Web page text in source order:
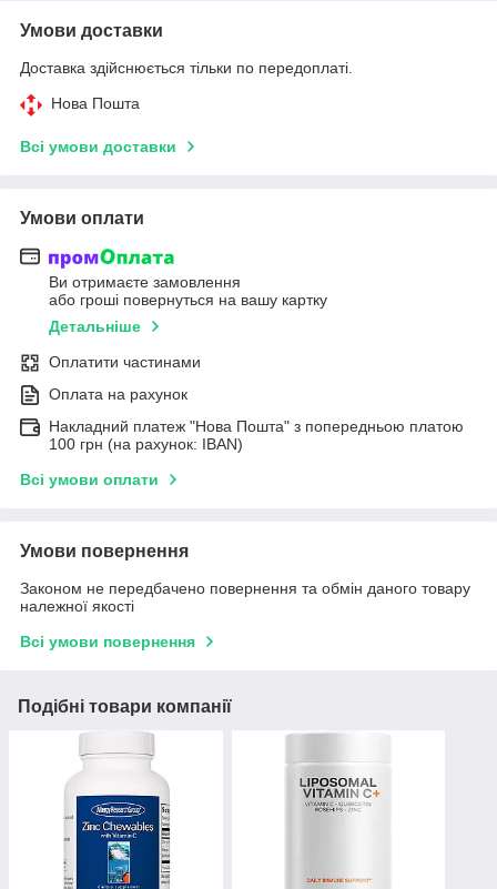
Умови доставки
Доставка здійснюється тільки по передоплаті.
Нова Пошта
Всі умови доставки
Умови оплати
Ви отримаєте замовлення
або гроші повернуться на вашу картку
Детальніше
Оплатити частинами
Оплата на рахунок
Накладний платеж "Нова Пошта" з попередньою платою
100 грн (на рахунок: IBAN)
Всі умови оплати
Умови повернення
Законом не передбачено повернення та обмін даного товару
належної якості
Всі умови повернення
Подібні товари компанії